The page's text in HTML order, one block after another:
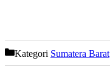
Kategori Sumatera Barat